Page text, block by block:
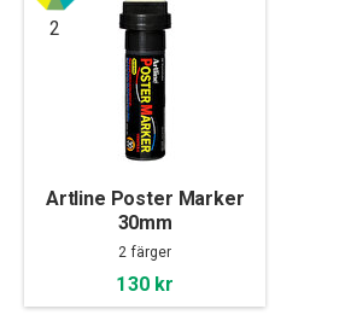
2
Artline Poster Marker
30mm
2 färger
130 kr